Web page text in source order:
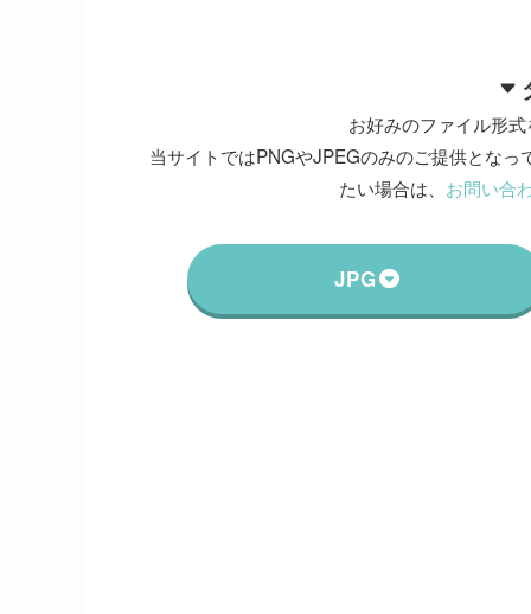
お好みのファイル形
当サイトではPNGやJPEGのみのご提供とな
たい場合は、 お問い合
JPG